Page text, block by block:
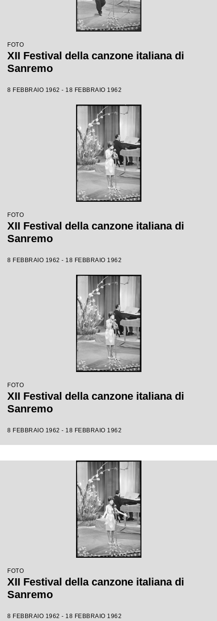
FOTO
XII Festival della canzone italiana di
Sanremo
8 FEBBRAIO 1962 - 18 FEBBRAIO 1962
FOTO
XII Festival della canzone italiana di
Sanremo
8 FEBBRAIO 1962 - 18 FEBBRAIO 1962
FOTO
XII Festival della canzone italiana di
Sanremo
8 FEBBRAIO 1962 - 18 FEBBRAIO 1962
FOTO
XII Festival della canzone italiana di
Sanremo
8 FEBBRAIO 1962 - 18 FEBBRAIO 1962